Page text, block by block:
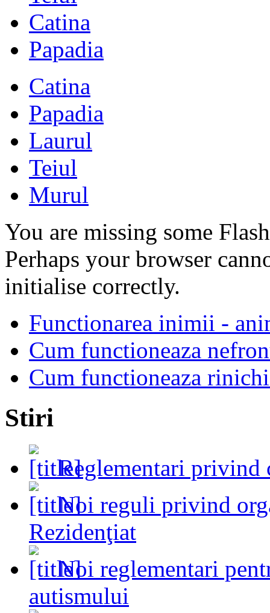
Catina
Papadia
Catina
Papadia
Laurul
Teiul
Murul
You are missing some
Perhaps your browser
initialise correctly.
Functionarea inimii -
Cum functioneaza
Cum functioneaza
Stiri
Reglementari privind
Noi reguli privind
Rezidenţiat
Noi reglementari
autismului